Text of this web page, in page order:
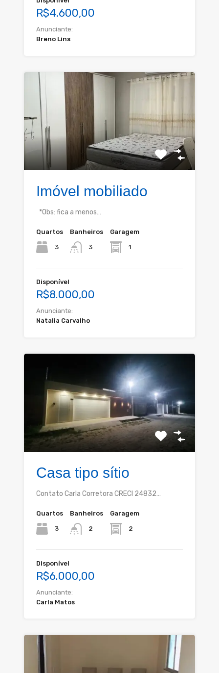
R$4.600,00
Anunciante:
Breno Lins
Imóvel mobiliado
*Obs: fica a menos…
Quartos
3
Banheiros
3
Garagem
1
Disponível
R$8.000,00
Anunciante:
Natalia Carvalho
Casa tipo sítio
Contato Carla Corretora CRECI 24832…
Quartos
3
Banheiros
2
Garagem
2
Disponível
R$6.000,00
Anunciante:
Carla Matos